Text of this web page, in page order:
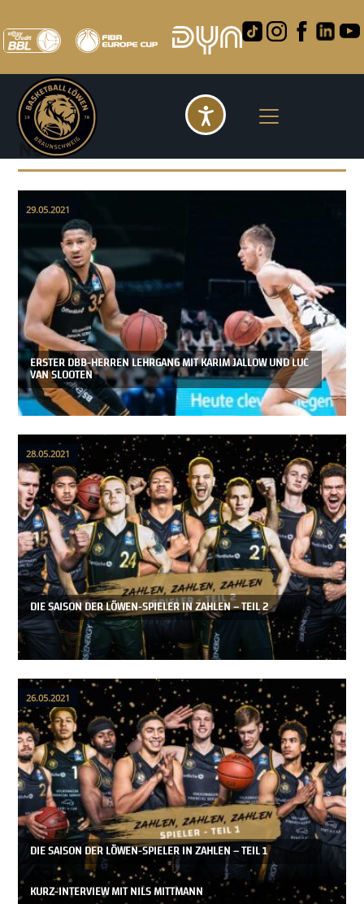
News
29.05.2021
ERSTER DBB-HERREN LEHRGANG MIT KARIM JALLOW UND LUC
VAN SLOOTEN
28.05.2021
DIE SAISON DER LÖWEN-SPIELER IN ZAHLEN – TEIL 2
26.05.2021
DIE SAISON DER LÖWEN-SPIELER IN ZAHLEN – TEIL 1
KURZ-INTERVIEW MIT NILS MITTMANN